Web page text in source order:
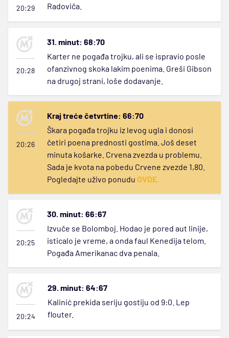
20:29
Radoviča.
20:28
31. minut: 68:70
Karter ne pogađa trojku, ali se ispravio posle
ofanzivnog skoka lakim poenima. Greši Gibson
na drugoj strani, loše dodavanje.
20:26
Kraj treće četvrtine: 66:70
Škara pogađa trojku iz levog ugla i donosi
četiri poena prednosti gostima. Još deset
minuta košarke. Crvena zvezda u problemu.
Sada je kvota na pobedu Crvene zvezde 1,80.
Pogledajte uživo ponudu OVDE.
20:25
30. minut: 66:67
Izvuče se Bolomboj. Hodao je pored aut linije,
isticalo je vreme, a onda faul Kenedija telom.
Pogađa Amerikanac dva penala.
20:24
29. minut: 64:67
Kalinić prekida seriju gostiju od 9:0. Lep
flouter.